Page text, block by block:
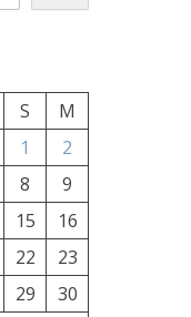
S
M
1
2
8
9
15
16
22
23
29
30